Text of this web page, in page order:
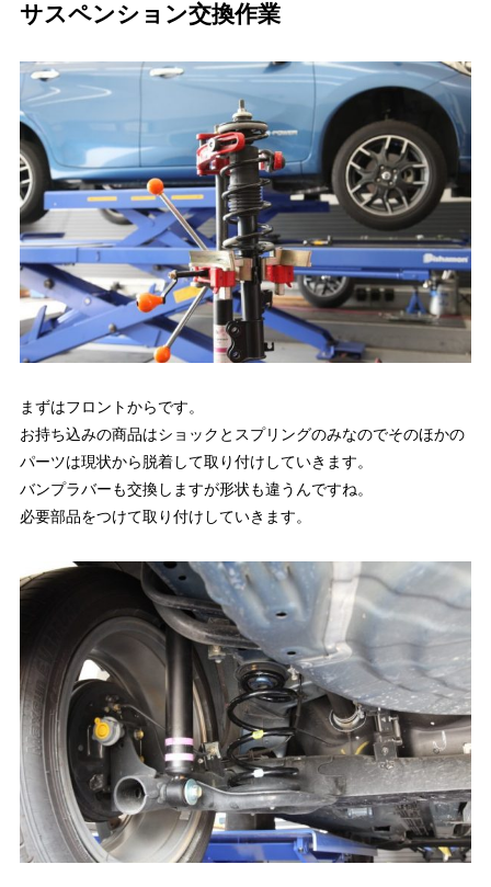
サスペンション交換作業
まずはフロントからです。
お持ち込みの商品はショックとスプリングのみなのでそのほかの
パーツは現状から脱着して取り付けしていきます。
バンプラバーも交換しますが形状も違うんですね。
必要部品をつけて取り付けしていきます。